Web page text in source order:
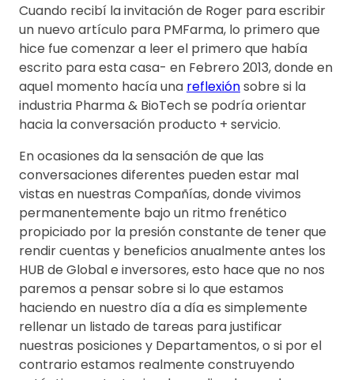
Cuando recibí la invitación de Roger para escribir
un nuevo artículo para PMFarma, lo primero que
hice fue comenzar a leer el primero que había
escrito para esta casa- en Febrero 2013, donde en
aquel momento hacía una reflexiónsobre si la
industria Pharma & BioTech se podría orientar
hacia la conversación producto + servicio.
En ocasiones da la sensación de que las
conversaciones diferentes pueden estar mal
vistas en nuestras Compañías, donde vivimos
permanentemente bajo un ritmo frenético
propiciado por la presión constante de tener que
rendir cuentas y beneficios anualmente antes los
HUB de Global e inversores, esto hace que no nos
paremos a pensar sobre si lo que estamos
haciendo en nuestro día a día es simplemente
rellenar un listado de tareas para justificar
nuestras posiciones y Departamentos, o si por el
contrario estamos realmente construyendo